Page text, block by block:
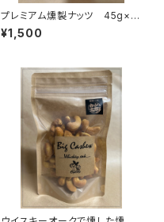
プレミアム燻製ナッツ 45g×2
袋（箱入り）
¥1,500